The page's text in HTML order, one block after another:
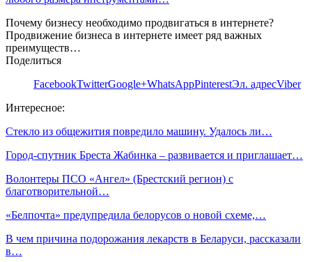
Почему бизнесу необходимо продвигаться в интернете?
Продвижение бизнеса в интернете имеет ряд важных
преимуществ…
Поделиться
FacebookTwitterGoogle+WhatsAppPinterestЭл. адресViber
Интересное:
Стекло из общежития повредило машину. Удалось ли…
Город-спутник Бреста Жабинка – развивается и приглашает…
Волонтеры ПСО «Ангел» (Брестский регион) с
благотворительной…
«Белпочта» предупредила белорусов о новой схеме,…
В чем причина подорожания лекарств в Беларуси, рассказали
в…